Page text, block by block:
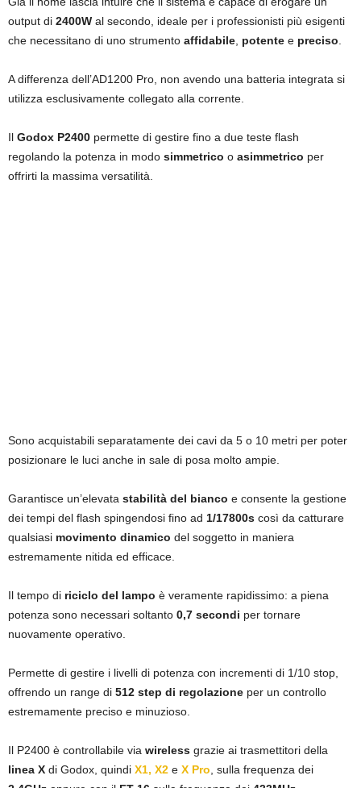
output di 2400W al secondo, ideale per i professionisti più esigenti
che necessitano di uno strumento affidabile potente e preciso
A differenza dell’AD1200 Pro, non avendo una batteria integrata si
utilizza esclusivamente collegato alla corrente.
Il Godox P2400 permette di gestire fino a due teste flash
regolando la potenza in modo simmetrico o asimmetrico per
offrirti la massima versatilità.
Sono acquistabili separatamente dei cavi da 5 o 10 metri per poter
posizionare le luci anche in sale di posa molto ampie.
Garantisce un’elevata stabilità del bianco e consente la gestione
dei tempi del flash spingendosi fino ad 1/17800s così da catturare
qualsiasi movimento dinamico del soggetto in maniera
estremamente nitida ed efficace.
Il tempo di riciclo del lampo è veramente rapidissimo: a piena
potenza sono necessari soltanto 0,7 secondi per tornare
nuovamente operativo.
Permette di gestire i livelli di potenza con incrementi di 1/10 stop,
offrendo un range di 512 step di regolazione per un controllo
estremamente preciso e minuzioso.
Il P2400 è controllabile via wireless grazie ai trasmettitori della
linea X di Godox, quindi X1, X2 e X Pro , sulla frequenza dei